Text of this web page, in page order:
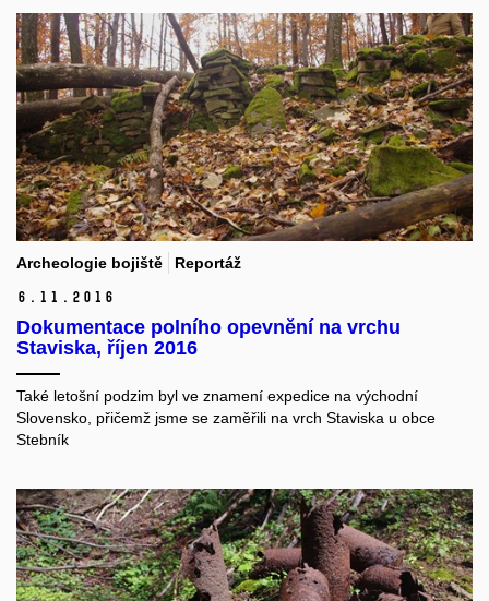
Archeologie bojiště Reportáž
6. 11. 2016
Dokumentace polního opevnění na vrchu
Staviska, říjen 2016
Také letošní podzim byl ve znamení expedice na východní
Slovensko, přičemž jsme se zaměřili na vrch Staviska u obce
Stebník